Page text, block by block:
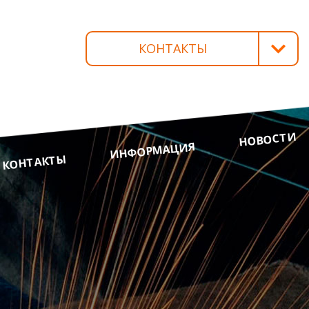
КОНТАКТЫ
+375 232 93-65-71
(ПРИЕМНАЯ)
+375 232 92-73-32
(ГЛАВНЫЙ ИНЖЕНЕР)
+375 232 93-65-72
(ГЛАВНЫЙ БУХГАЛТЕР)
+375 232 92-71-34
(ОТДЕЛ СНАБЖЕНИЯ И СБЫТА)
+375 232 93-65-77
(ПРОИЗВОДСТВЕННЫЙ ОТДЕЛ)
+375 232 93-65-75
(БУХГАЛТЕРИЯ)
КОНТАКТЫ ИНФОРМАЦИЯ НОВОСТИ